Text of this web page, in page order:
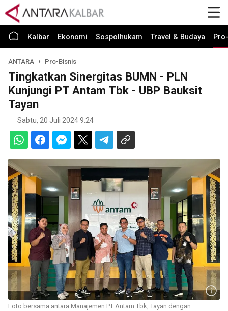
Kalbar Ekonomi Sospolhukam Travel & Budaya
ANTARA Pro-Bisnis
Tingkatkan Sinergitas BUMN - PLN
Kunjungi PT Antam Tbk - UBP Bauksit
Tayan
Sabtu, 20 Juli 2024 9:24
Foto bersama antara Manajemen PT Antam Tbk, Tayan dengan